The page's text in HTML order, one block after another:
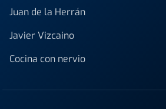
Juan de la Herrán
Javier Vizcaino
Cocina con nervio